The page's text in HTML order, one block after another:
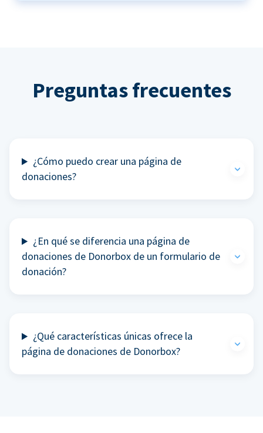
Preguntas frecuentes
¿Cómo puedo crear una página de
donaciones?
¿En qué se diferencia una página de
donaciones de Donorbox de un formulario de
donación?
¿Qué características únicas ofrece la
página de donaciones de Donorbox?